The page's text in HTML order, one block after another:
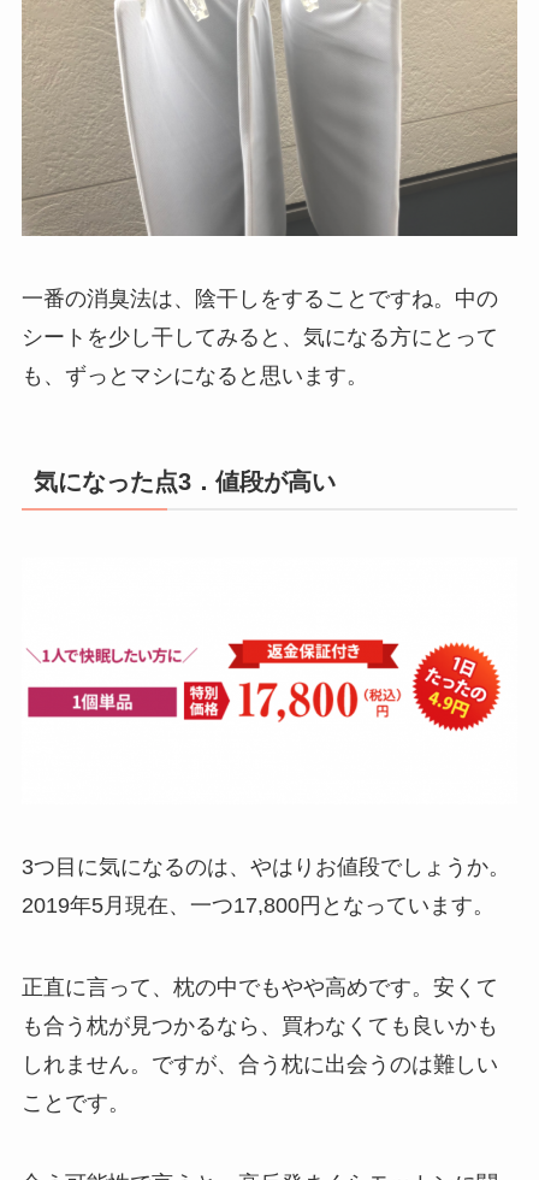
一番の消臭法は、陰干しをすることですね。中の
シートを少し干してみると、気になる方にとって
も、ずっとマシになると思います。
気になった点3．値段が高い
3つ目に気になるのは、やはりお値段でしょうか。
2019年5月現在、一つ17,800円となっています。
正直に言って、枕の中でもやや高めです。安くて
も合う枕が見つかるなら、買わなくても良いかも
しれません。ですが、合う枕に出会うのは難しい
ことです。